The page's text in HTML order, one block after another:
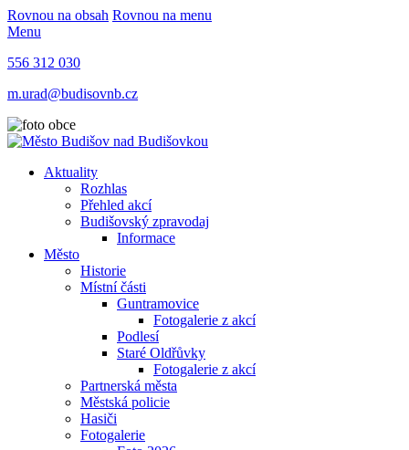
Rovnou na obsah Rovnou na menu
Menu
556 312 030
m.urad@budisovnb.cz
Aktuality
Rozhlas
Přehled akcí
Budišovský zpravodaj
Informace
Město
Historie
Místní části
Guntramovice
Fotogalerie z akcí
Podlesí
Staré Oldřůvky
Fotogalerie z akcí
Partnerská města
Městská policie
Hasiči
Fotogalerie